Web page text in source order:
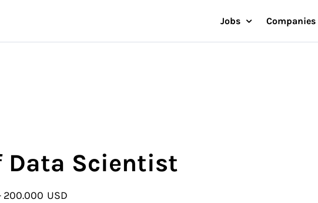
Jobs Companies
Data Scientist
200.000 USD